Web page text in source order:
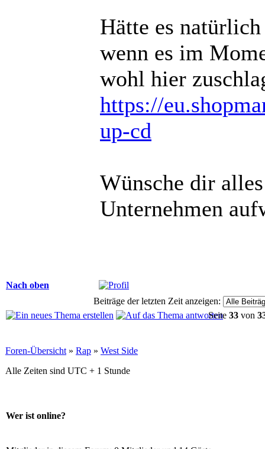
Hätte es
wenn es im
wohl hier
https://
up-cd
Wünsche dir
Unternehmen
Nach oben
Beiträge der letzten Zeit anzeigen:
Seite 33 von
Foren-Übersicht » Rap » West Side
Alle Zeiten sind UTC + 1 Stunde
Wer ist online?